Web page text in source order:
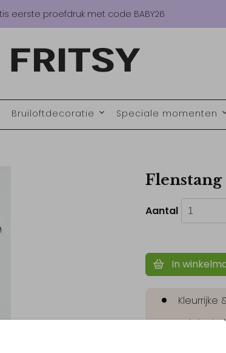
eerste proefdruk met code BABY26
Bruiloftdecoratie Speciale momenten
Flenstang
Aantal
In
Kleurrijke
Originele
Pas zelf